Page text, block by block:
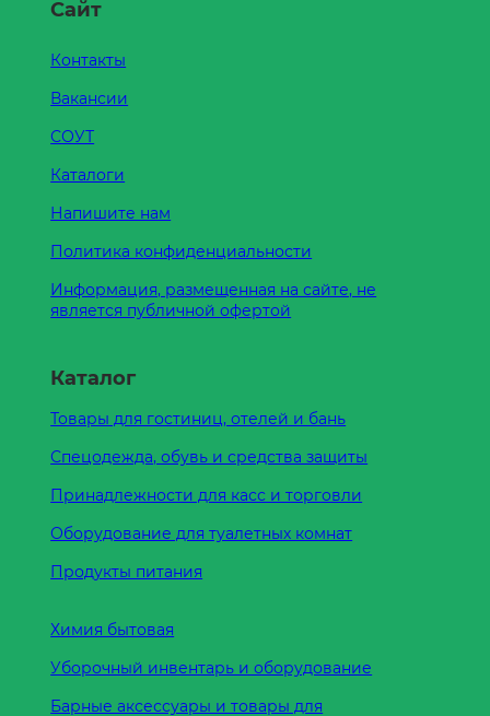
Сайт
Контакты
Вакансии
СОУТ
Каталоги
Напишите нам
Политика конфиденциальности
Информация, размещенная на сайте, не
является публичной офертой
Каталог
Товары для гостиниц, отелей и бань
Спецодежда, обувь и средства защиты
Принадлежности для касс и торговли
Оборудование для туалетных комнат
Продукты питания
Химия бытовая
Уборочный инвентарь и оборудование
Барные аксессуары и товары для